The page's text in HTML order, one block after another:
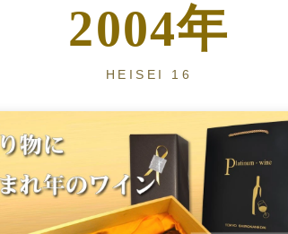
2004年
HEISEI 16